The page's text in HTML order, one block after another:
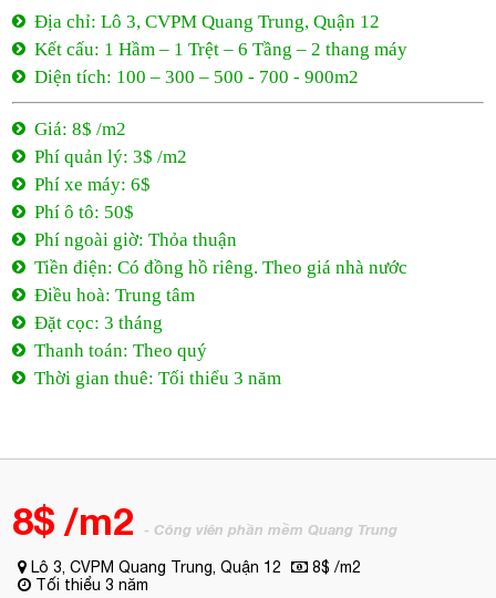
Địa chỉ: Lô 3, CVPM Quang Trung, Quận 12
Kết cấu: 1 Hầm – 1 Trệt – 6 Tầng – 2 thang máy
Diện tích: 100 – 300 – 500 - 700 - 900m2
Giá: 8$ /m2
Phí quản lý: 3$ /m2
Phí xe máy: 6$
Phí ô tô: 50$
Phí ngoài giờ: Thỏa thuận
Tiền điện: Có đồng hồ riêng. Theo giá nhà nước
Điều hoà: Trung tâm
Đặt cọc: 3 tháng
Thanh toán: Theo quý
Thời gian thuê: Tối thiểu 3 năm
8$ /m2 - Công viên phần mềm Quang Trung
Lô 3, CVPM Quang Trung, Quận 12
8$ /m2
Tối thiểu 3 năm